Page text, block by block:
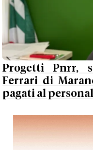
Progetti Pnrr,
Ferrari di
pagati al